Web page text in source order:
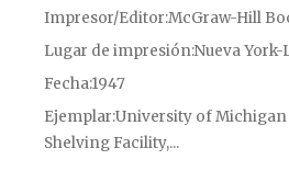
Impresor/Editor McGraw-Hill
Lugar de impresiónNueva
Fecha1947
Ejemplar University of Michigan
Shelving Facility,...